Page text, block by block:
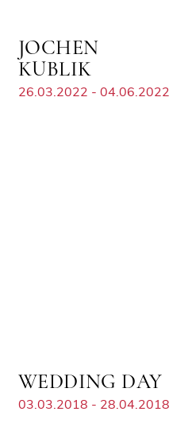
JOCHEN
KUBLIK
26.03.2022 - 04.06.2022
WEDDING DAY
03.03.2018 - 28.04.2018